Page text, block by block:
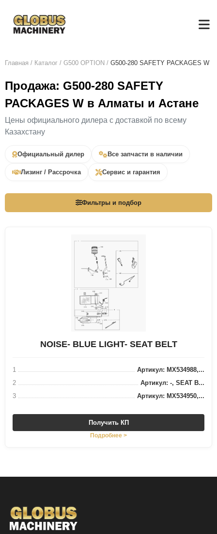
Главная / Каталог / G500 OPTION / G500-280 SAFETY PACKAGES W
Продажа: G500-280 SAFETY
PACKAGES W в Алматы и Астане
Цены официального дилера с доставкой по всему
Казахстану
Официальный дилер Все запчасти в наличии
Лизинг / Рассрочка Сервис и гарантия
Фильтры и подбор
NOISE- BLUE LIGHT- SEAT BELT
1
Артикул: MX534988,...
2
Артикул: -, SEAT B...
3
Артикул: MX534950,...
Получить КП
Подробнее >